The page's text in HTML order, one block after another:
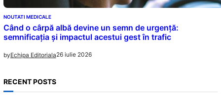
NOUTATI MEDICALE
Când o cârpă albă devine un semn de urgență:
semnificația și impactul acestui gest în trafic
byEchipa Editoriala26 iulie 2026
RECENT POSTS